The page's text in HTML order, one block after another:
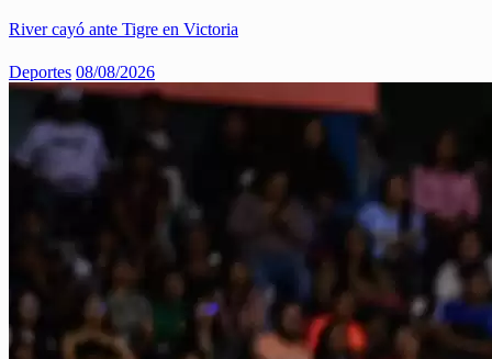
River cayó ante Tigre en Victoria
Deportes 08/08/2026